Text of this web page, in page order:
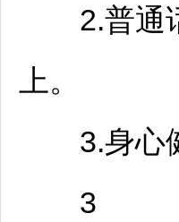
2.普通话
上。
3.身心健
3